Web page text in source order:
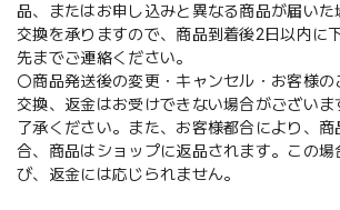
品、またはお申し込みと異なる商品が届い
交換を承りますので、商品到着後2日以内に
先までご連絡ください。
〇商品発送後の変更・キャンセル・お客様の
交換、返金はお受けできない場合がござい
了承ください。また、お客様都合により、
合、商品はショップに返品されます。この
び、返金には応じられません。